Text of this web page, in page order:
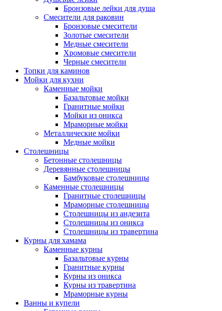
Бронзовые лейки для душа
Смесители для раковин
Бронзовые смесители
Золотые смесители
Медные смесители
Хромовые смесители
Черные смесители
Топки для каминов
Мойки для кухни
Каменные мойки
Базальтовые мойки
Гранитные мойки
Мойки из оникса
Мраморные мойки
Металлические мойки
Медные мойки
Столешницы
Бетонные столешницы
Деревянные столешницы
Бамбуковые столешницы
Каменные столешницы
Гранитные столешницы
Мраморные столешницы
Столешницы из андезита
Столешницы из оникса
Столешницы из травертина
Курны для хамама
Каменные курны
Базальтовые курны
Гранитные курны
Курны из оникса
Курны из травертина
Мраморные курны
Ванны и купели